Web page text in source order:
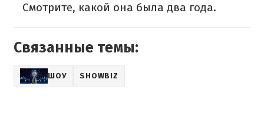
Смотрите, какой она была два года.
Связанные темы:
ШОУ SHOWBIZ